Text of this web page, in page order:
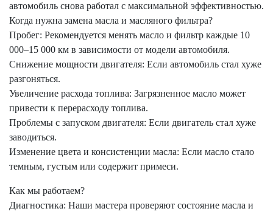
автомобиль снова работал с максимальной эффективностью.
Когда нужна замена масла и масляного фильтра?
Пробег: Рекомендуется менять масло и фильтр каждые 10
000–15 000 км в зависимости от модели автомобиля.
Снижение мощности двигателя: Если автомобиль стал хуже
разгоняться.
Увеличение расхода топлива: Загрязненное масло может
привести к перерасходу топлива.
Проблемы с запуском двигателя: Если двигатель стал хуже
заводиться.
Изменение цвета и консистенции масла: Если масло стало
темным, густым или содержит примеси.
Как мы работаем?
Диагностика: Наши мастера проверяют состояние масла и